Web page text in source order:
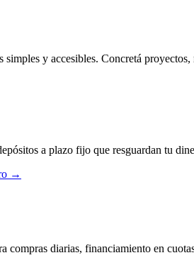
simples y accesibles. Concretá
a plazo fijo que resguardan tu
→
compras diarias, financiamiento en